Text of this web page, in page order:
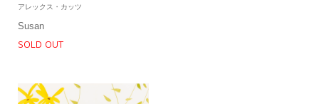
アレックス・カッツ
Susan
SOLD OUT